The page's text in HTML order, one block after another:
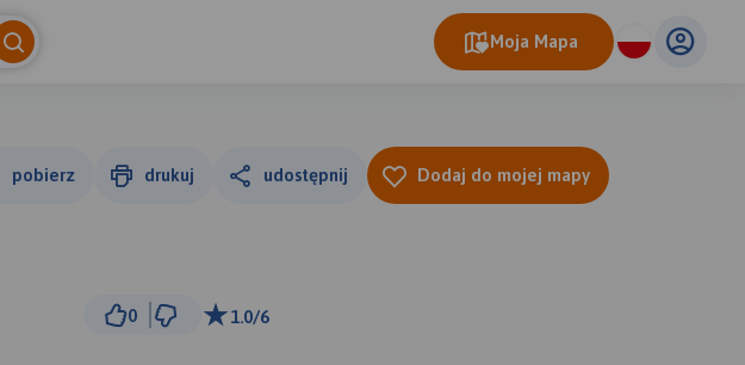
Moja Mapa
pobierz drukuj udostępnij Dodaj do mojej mapy
0 1.0/6